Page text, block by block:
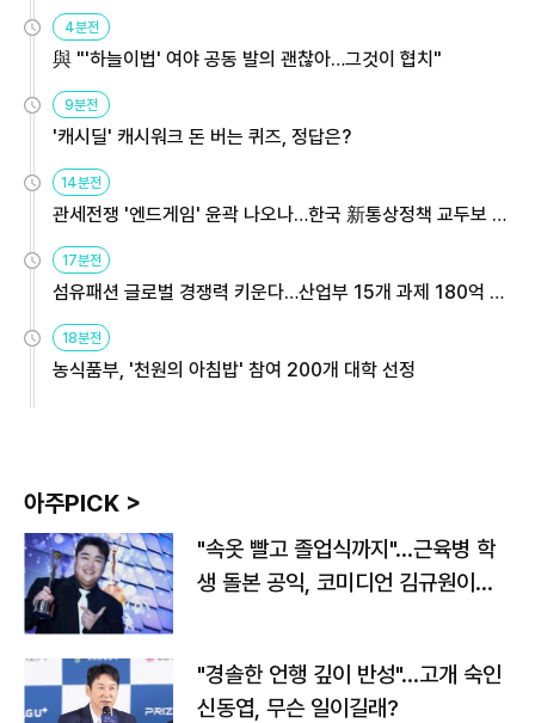
4분전
與 "'하늘이법' 여야 공동 발의 괜찮아…그것이 협치"
9분전
'캐시딜' 캐시워크 돈 버는 퀴즈, 정답은?
14분전
관세전쟁 '엔드게임' 윤곽 나오나…한국 新통상정책 교두보 활
17분전
섬유패션 글로벌 경쟁력 키운다…산업부 15개 과제 180억 지
18분전
농식품부, '천원의 아침밥' 참여 200개 대학 선정
아주PICK >
"속옷 빨고 졸업식까지"…근육병 학
생 돌본 공익, 코미디언 김규원이었
"경솔한 언행 깊이 반성"…고개 숙인
신동엽, 무슨 일이길래?